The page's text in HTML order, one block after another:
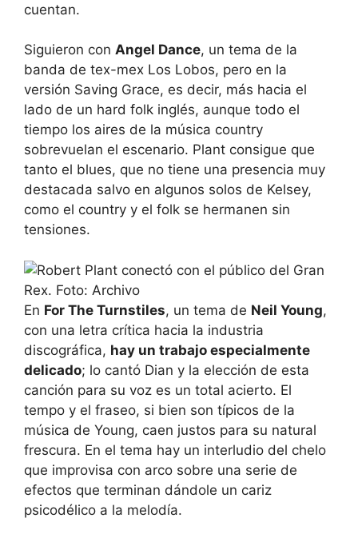
cuentan.
Siguieron con Angel Dance, un tema de la
banda de tex-mex Los Lobos, pero en la
versión Saving Grace, es decir, más hacia el
lado de un hard folk inglés, aunque todo el
tiempo los aires de la música country
sobrevuelan el escenario. Plant consigue que
tanto el blues, que no tiene una presencia muy
destacada salvo en algunos solos de Kelsey,
como el country y el folk se hermanen sin
tensiones.
En For The Turnstiles, un tema de Neil Young,
con una letra crítica hacia la industria
discográfica, hay un trabajo especialmente
delicado; lo cantó Dian y la elección de esta
canción para su voz es un total acierto. El
tempo y el fraseo, si bien son típicos de la
música de Young, caen justos para su natural
frescura. En el tema hay un interludio del chelo
que improvisa con arco sobre una serie de
efectos que terminan dándole un cariz
psicodélico a la melodía.